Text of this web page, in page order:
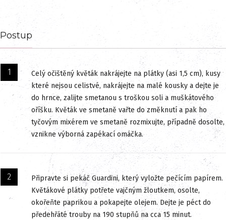
Postup
Celý očištěný květák nakrájejte na plátky (asi 1,5 cm), kusy
které nejsou celistvé, nakrájejte na malé kousky a dejte je
do hrnce, zalijte smetanou s troškou soli a muškátového
oříšku. Květák ve smetaně vařte do změknutí a pak ho
tyčovým mixérem ve smetaně rozmixujte, případně dosolte,
vznikne výborná zapékací omáčka.
Připravte si pekáč Guardini, který vyložte pečícím papírem.
Květákové plátky potřete vajčným žloutkem, osolte,
okořeňte paprikou a pokapejte olejem. Dejte je péct do
předehřáté trouby na 190 stupňů na cca 15 minut.